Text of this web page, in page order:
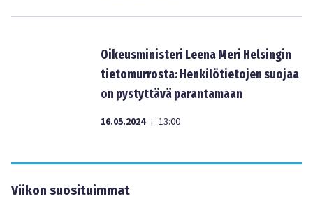
Oikeusministeri Leena Meri Helsingin
tietomurrosta: Henkilötietojen suojaa
on pystyttävä parantamaan
16.05.2024 | 13:00
Viikon suosituimmat